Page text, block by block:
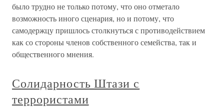
было трудно не только потому, что оно отметало
возможность иного сценария, но и потому, что
самодержцу пришлось столкнуться с противодействием
как со стороны членов собственного семейства, так и
общественного мнения.
Солидарность Штази с
террористами